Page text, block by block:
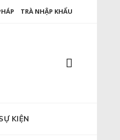
TRÀ NHẬP KHẨU
KIỆN